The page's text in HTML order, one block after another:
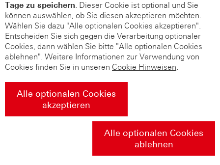
Tage zu speichern. Dieser Cookie ist optional und Sie
können auswählen, ob Sie diesen akzeptieren möchten.
Wählen Sie dazu "Alle optionalen Cookies akzeptieren".
Entscheiden Sie sich gegen die Verarbeitung optionaler
Cookies, dann wählen Sie bitte "Alle optionalen Cookies
ablehnen". Weitere Informationen zur Verwendung von
Cookies finden Sie in unseren Cookie Hinweisen.
Alle optionalen Cookies
akzeptieren
Alle optionalen Cookies
ablehnen